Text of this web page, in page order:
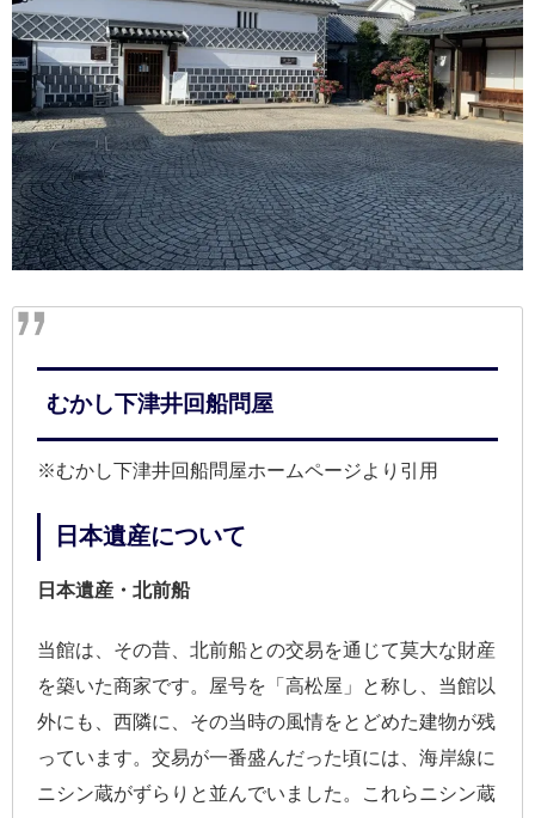
むかし下津井回船問屋
※むかし下津井回船問屋ホームページより引用
日本遺産について
日本遺産・北前船
当館は、その昔、北前船との交易を通じて莫大な財産
を築いた商家です。屋号を「高松屋」と称し、当館以
外にも、西隣に、その当時の風情をとどめた建物が残
っています。交易が一番盛んだった頃には、海岸線に
ニシン蔵がずらりと並んでいました。これらニシン蔵